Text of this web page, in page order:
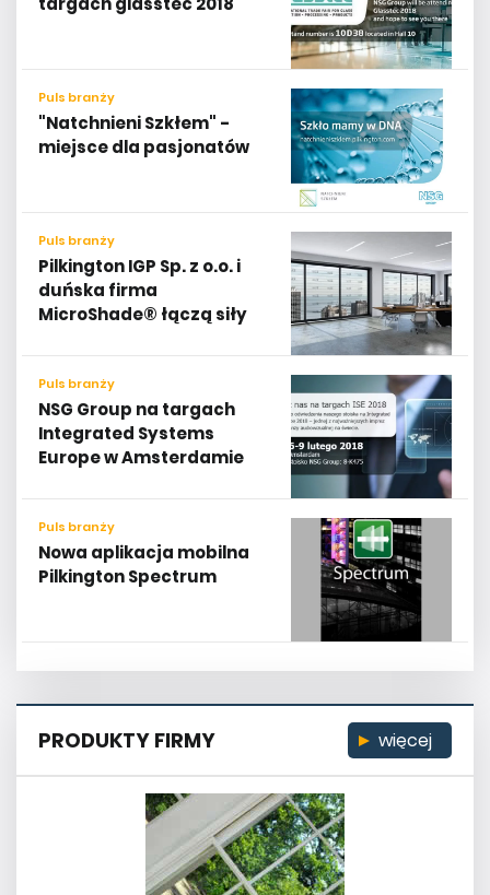
Puls branży
"Natchnieni Szkłem" -
miejsce dla pasjonatów
Puls branży
Pilkington IGP Sp. z o.o. i
duńska firma
MicroShade® łączą siły
Puls branży
NSG Group na targach
Integrated Systems
Europe w Amsterdamie
Puls branży
Nowa aplikacja mobilna
Pilkington Spectrum
PRODUKTY FIRMY więcej